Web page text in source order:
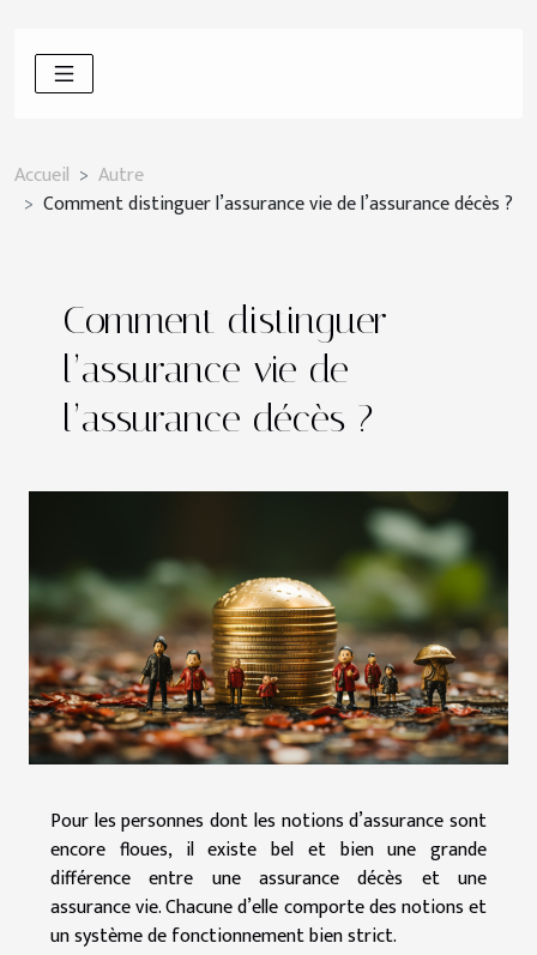
Accueil
Autre
Comment distinguer l’assurance vie de l’assurance décès ?
Comment distinguer
l’assurance vie de
l’assurance décès ?
Pour les personnes dont les notions d’assurance sont
encore floues, il existe bel et bien une grande
différence entre une assurance décès et une
assurance vie. Chacune d’elle comporte des notions et
un système de fonctionnement bien strict.